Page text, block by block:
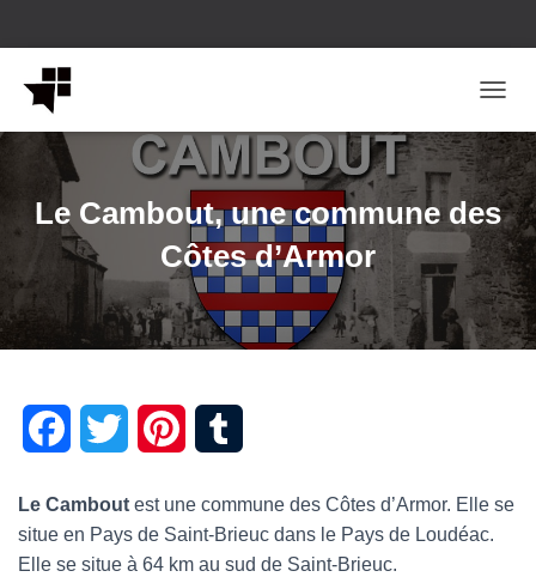
Le Cambout, une commune des
Côtes d’Armor
e t
n
t b
Le Cambout est une commune des Côtes d’Armor. Elle se
situe en Pays de Saint-Brieuc dans le Pays de Loudéac.
Elle se situe à 64 km au sud de Saint-Brieuc.